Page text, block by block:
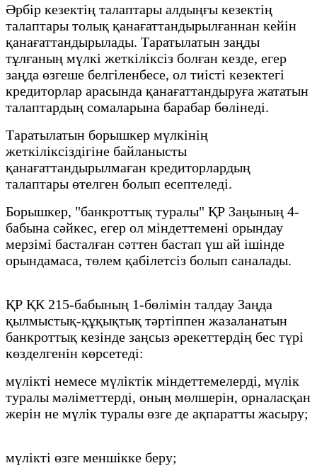
Әрбір кезектің талаптары алдыңғы кезектің
талаптары толық қанағаттандырылғаннан кейін
қанағаттандырылады. Таратылатын заңды
тұлғаның мүлкі жеткіліксіз болған кезде, егер
заңда өзгеше белгіленбесе, ол тиісті кезектегі
кредиторлар арасында қанағаттандыруға жататын
талаптардың сомаларына барабар бөлінеді.
Таратылатын борышкер мүлкінің
жеткіліксіздігіне байланысты
қанағаттандырылмаған кредиторлардың
талаптары өтелген болып есептеледі.
Борышкер, "банкроттық туралы" ҚР Заңының 4-
бабына сәйкес, егер ол міндеттемені орындау
мерзімі басталған сәттен бастап үш ай ішінде
орындамаса, төлем қабілетсіз болып саналады.
ҚР ҚК 215-бабының 1-бөлімін талдау Заңда
қылмыстық-құқықтық тәртіппен жазаланатын
банкроттық кезінде заңсыз әрекеттердің бес түрі
көзделгенін көрсетеді:
мүлікті немесе мүліктік міндеттемелерді, мүлік
туралы мәліметтерді, оның мөлшерін, орналасқан
жерін не мүлік туралы өзге де ақпаратты жасыру;
мүлікті өзге меншікке беру;